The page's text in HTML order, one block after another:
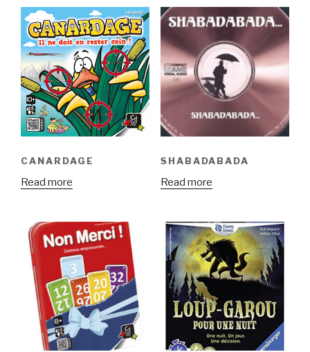
CANARDAGE
Read more
SHABADABADA
Read more